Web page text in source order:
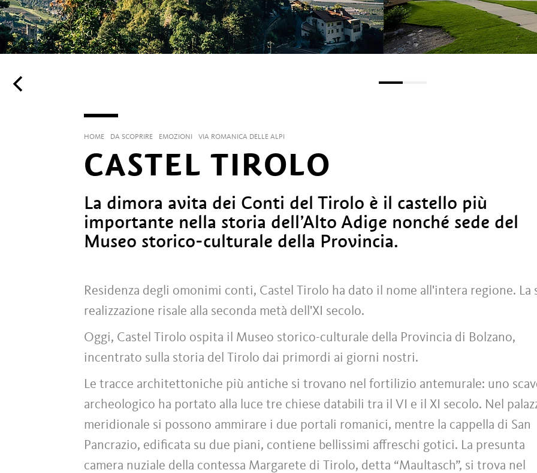
HOME DA SCOPRIRE EMOZIONI VIA ROMANICA DELLE ALPI
CASTEL TIROLO
La dimora avita dei Conti del Tirolo è il castello più
importante nella storia dell’Alto Adige nonché sede del
Museo storico-culturale della Provincia.
Residenza degli omonimi conti, Castel Tirolo ha dato il nome all'intera regione. La
realizzazione risale alla seconda metà dell'XI secolo.
Oggi, Castel Tirolo ospita il Museo storico-culturale della Provincia di Bolzano,
incentrato sulla storia del Tirolo dai primordi ai giorni nostri.
Le tracce architettoniche più antiche si trovano nel fortilizio antemurale: uno
archeologico ha portato alla luce tre chiese databili tra il VI e il XI secolo. Nel
meridionale si possono ammirare i due portali romanici, mentre la cappella di San
Pancrazio, edificata su due piani, contiene bellissimi affreschi gotici. La presunta
camera nuziale della contessa Margarete di Tirolo, detta “Maultasch”, si trova nel